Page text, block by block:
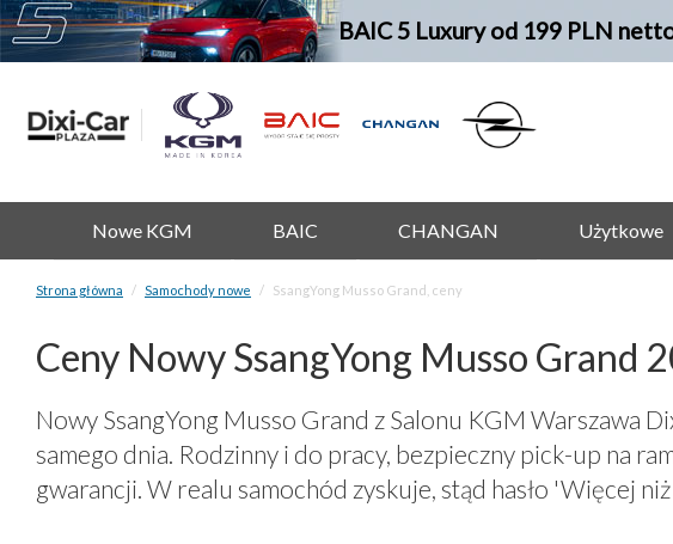
BAIC 5 Luxury od 199 PLN
Nowe KGM BAIC CHANGAN Użytkowe
Strona główna Samochody nowe SsangYong Musso Grand, ceny
Ceny Nowy SsangYong Musso Grand
Nowy SsangYong Musso Grand z Salonu KGM Warszawa
samego dnia. Rodzinny i do pracy, bezpieczny pick-up na
gwarancji. W realu samochód zyskuje, stąd hasło 'Więcej